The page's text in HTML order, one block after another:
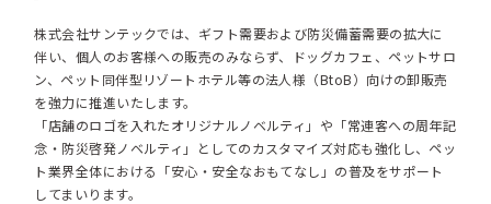
株式会社サンテックでは、ギフト需要および防災備蓄需要の拡大に
伴い、個人のお客様への販売のみならず、ドッグカフェ、ペットサロ
ン、ペット同伴型リゾートホテル等の法人様（BtoB）向けの卸販売
を強力に推進いたします。
「店舗のロゴを入れたオリジナルノベルティ」や「常連客への周年記
念・防災啓発ノベルティ」としてのカスタマイズ対応も強化し、ペッ
ト業界全体における「安心・安全なおもてなし」の普及をサポート
してまいります。